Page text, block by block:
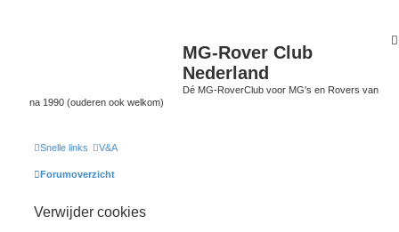
MG-Rover Club
Nederland
Dé MG-RoverClub voor MG's en Rovers van
na 1990 (ouderen ook welkom)
Snelle links V&A
Forumoverzicht
Verwijder cookies